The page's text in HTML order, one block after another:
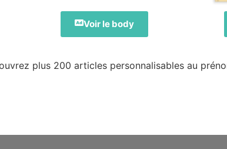
Voir le body
plus 200 articles personnalisables au